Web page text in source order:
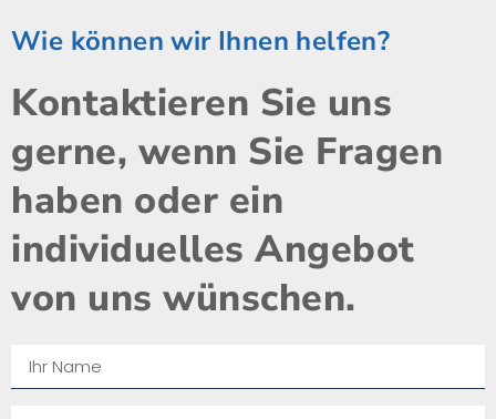
Wie können wir Ihnen helfen?
Kontaktieren Sie uns
gerne, wenn Sie Fragen
haben oder ein
individuelles Angebot
von uns wünschen.​